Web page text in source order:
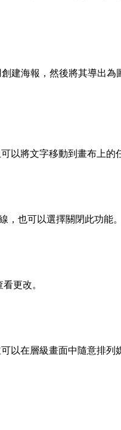
海報，然後將其導出
以將文字移動到畫布上的
也可以選擇關閉此功能。
更改。
在層級畫面中隨意排列